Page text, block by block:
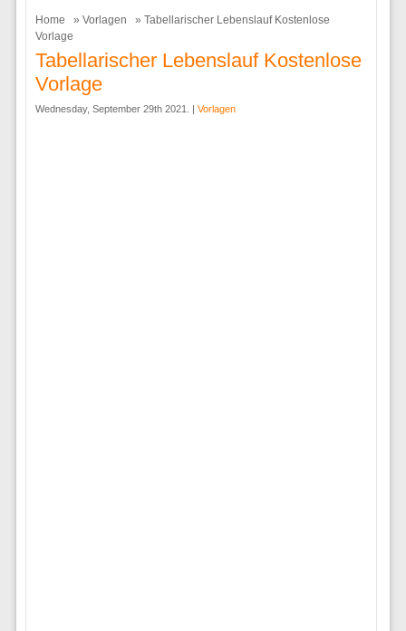
Home » Vorlagen
» Tabellarischer Lebenslauf Kostenlose
Vorlage
Tabellarischer Lebenslauf Kostenlose
Vorlage
Wednesday, September 29th 2021. | Vorlagen